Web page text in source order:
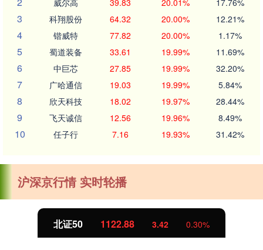
威尔高 39.83 20.01% 17.76%
3 科翔股份 64.32 20.00% 12.21%
4 锴威特 77.82 20.00% 1.17%
5 蜀道装备 33.61 19.99% 11.69%
6 中巨芯 27.85 19.99% 32.20%
7 广哈通信 19.03 19.99% 5.84%
8 欣天科技 18.02 19.97% 28.44%
9 飞天诚信 12.56 19.96% 8.49%
10 任子行 7.16 19.93% 31.42%
沪深京行情 实时轮播
北证50 1122.88 3.42 0.30%